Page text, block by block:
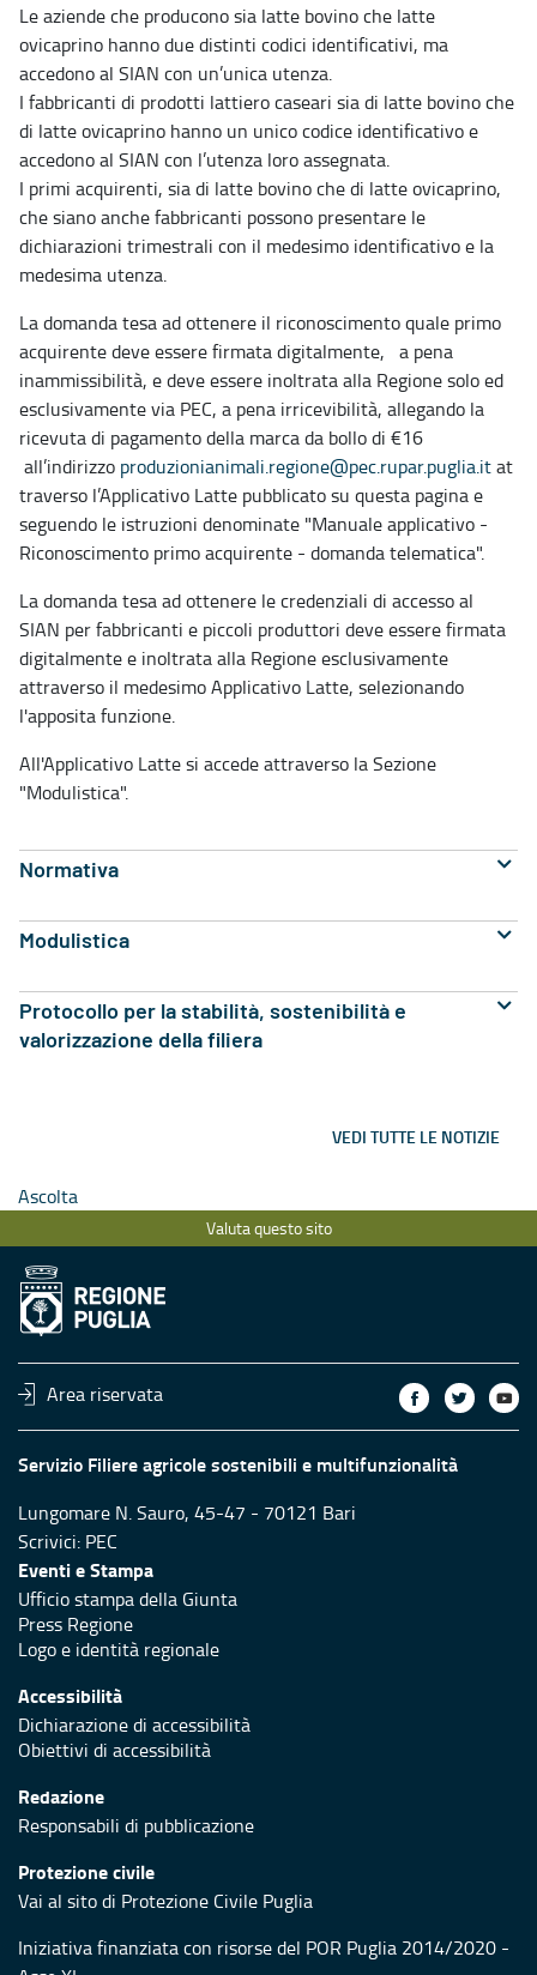
Le aziende che producono sia latte bovino che latte
ovicaprino hanno due distinti codici identificativi, ma
accedono al SIAN con un’unica utenza.
I fabbricanti di prodotti lattiero caseari sia di latte bovino che
di latte ovicaprino hanno un unico codice identificativo e
accedono al SIAN con l’utenza loro assegnata.
I primi acquirenti, sia di latte bovino che di latte ovicaprino,
che siano anche fabbricanti possono presentare le
dichiarazioni trimestrali con il medesimo identificativo e la
medesima utenza.
La domanda tesa ad ottenere il riconoscimento quale primo
acquirente deve essere firmata digitalmente, a pena
inammissibilità, e deve essere inoltrata alla Regione solo ed
esclusivamente via PEC, a pena irricevibilità, allegando la
ricevuta di pagamento della marca da bollo di €16
all’indirizzo produzionianimali.regione@pec.rupar.puglia.itat
traverso l’Applicativo Latte pubblicato su questa pagina e
seguendo le istruzioni denominate "Manuale applicativo -
Riconoscimento primo acquirente - domanda telematica".
La domanda tesa ad ottenere le credenziali di accesso al
SIAN per fabbricanti e piccoli produttori deve essere firmata
digitalmente e inoltrata alla Regione esclusivamente
attraverso il medesimo Applicativo Latte, selezionando
l'apposita funzione.
All'Applicativo Latte si accede attraverso la Sezione
"Modulistica".
Normativa
Modulistica
Protocollo per la stabilità, sostenibilità e
valorizzazione della filiera
VEDI TUTTE LE NOTIZIE
Ascolta
Valuta questo sito
Area riservata
Servizio Filiere agricole sostenibili e multifunzionalità
Lungomare N. Sauro, 45-47 - 70121 Bari
Scrivici: PEC
Eventi e Stampa
Ufficio stampa della Giunta
Press Regione
Logo e identità regionale
Accessibilità
Dichiarazione di accessibilità
Obiettivi di accessibilità
Redazione
Responsabili di pubblicazione
Protezione civile
Vai al sito di Protezione Civile Puglia
Iniziativa finanziata con risorse del POR Puglia 2014/2020 -